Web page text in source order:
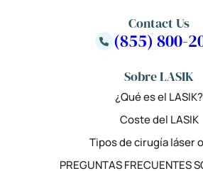
Sobre LASIK
¿Qué es el LASIK?
Coste del LASIK
Tipos de cirugía láser
PREGUNTAS FRECUENTES
Contact Us
(855) 800-